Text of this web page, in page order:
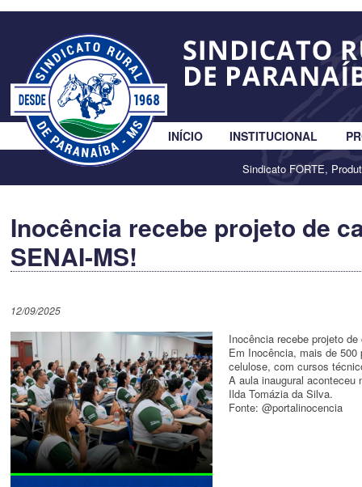
INÍCIO INSTITUCIONAL
Sindicato FORTE,
Inocência recebe projeto de
SENAI-MS!
12/09/2025
Inocência recebe projeto
Em Inocência, mais de
celulose, com cursos
A aula inaugural aconteceu
Ilda Tomázia da Silva.
Fonte: @portalinocencia